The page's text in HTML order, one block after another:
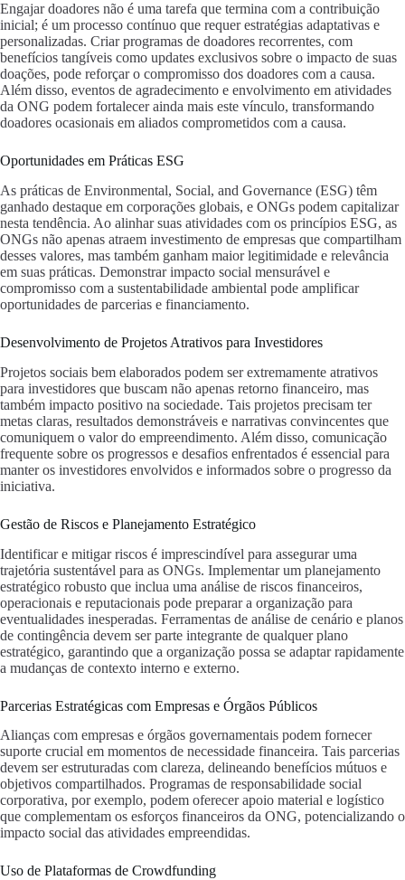
Engajar doadores não é uma tarefa que termina com a contribuição
inicial; é um processo contínuo que requer estratégias adaptativas e
personalizadas. Criar programas de doadores recorrentes, com
benefícios tangíveis como updates exclusivos sobre o impacto de suas
doações, pode reforçar o compromisso dos doadores com a causa.
Além disso, eventos de agradecimento e envolvimento em atividades
da ONG podem fortalecer ainda mais este vínculo, transformando
doadores ocasionais em aliados comprometidos com a causa.
Oportunidades em Práticas ESG
As práticas de Environmental, Social, and Governance (ESG) têm
ganhado destaque em corporações globais, e ONGs podem capitalizar
nesta tendência. Ao alinhar suas atividades com os princípios ESG, as
ONGs não apenas atraem investimento de empresas que compartilham
desses valores, mas também ganham maior legitimidade e relevância
em suas práticas. Demonstrar impacto social mensurável e
compromisso com a sustentabilidade ambiental pode amplificar
oportunidades de parcerias e financiamento.
Desenvolvimento de Projetos Atrativos para Investidores
Projetos sociais bem elaborados podem ser extremamente atrativos
para investidores que buscam não apenas retorno financeiro, mas
também impacto positivo na sociedade. Tais projetos precisam ter
metas claras, resultados demonstráveis e narrativas convincentes que
comuniquem o valor do empreendimento. Além disso, comunicação
frequente sobre os progressos e desafios enfrentados é essencial para
manter os investidores envolvidos e informados sobre o progresso da
iniciativa.
Gestão de Riscos e Planejamento Estratégico
Identificar e mitigar riscos é imprescindível para assegurar uma
trajetória sustentável para as ONGs. Implementar um planejamento
estratégico robusto que inclua uma análise de riscos financeiros,
operacionais e reputacionais pode preparar a organização para
eventualidades inesperadas. Ferramentas de análise de cenário e planos
de contingência devem ser parte integrante de qualquer plano
estratégico, garantindo que a organização possa se adaptar rapidamente
a mudanças de contexto interno e externo.
Parcerias Estratégicas com Empresas e Órgãos Públicos
Alianças com empresas e órgãos governamentais podem fornecer
suporte crucial em momentos de necessidade financeira. Tais parcerias
devem ser estruturadas com clareza, delineando benefícios mútuos e
objetivos compartilhados. Programas de responsabilidade social
corporativa, por exemplo, podem oferecer apoio material e logístico
que complementam os esforços financeiros da ONG, potencializando o
impacto social das atividades empreendidas.
Uso de Plataformas de Crowdfunding